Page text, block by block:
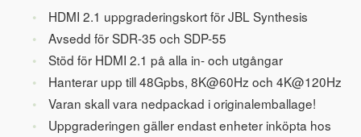
HDMI 2.1 uppgraderingskort för JBL Synthesis
Avsedd för SDR-35 och SDP-55
Stöd för HDMI 2.1 på alla in- och utgångar
Hanterar upp till 48Gpbs, 8K@60Hz och 4K@120Hz
Varan skall vara nedpackad i originalemballage!
Uppgraderingen gäller endast enheter inköpta hos